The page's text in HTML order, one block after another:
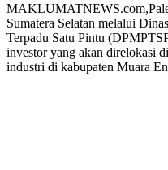
Sumatera Selatan melalui
Terpadu Satu Pintu
investor yang akan direlokasi
industri di kabupaten Muara